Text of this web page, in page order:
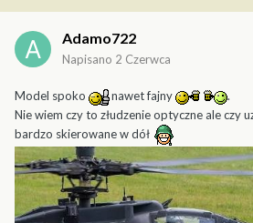
Adamo722
Napisano 2 Czerwca
Model spoko nawet fajny
.
Nie wiem czy to złudzenie optyczne ale czy
bardzo skierowane w dół